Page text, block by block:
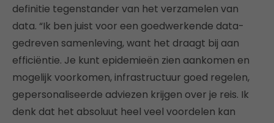
definitie tegenstander van het verzamelen van
data. “Ik ben juist voor een goedwerkende data-
gedreven samenleving, want het draagt bij aan
efficiëntie. Je kunt epidemieën zien aankomen en
mogelijk voorkomen, infrastructuur goed regelen,
gepersonaliseerde adviezen krijgen over je reis. Ik
denk dat het absoluut heel veel voordelen kan